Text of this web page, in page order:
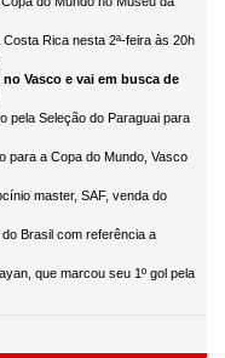
Rica nesta 2ª-feira às 20h
Vasco e vai em busca de
pela Seleção do Paraguai para
para a Copa do Mundo, Vasco
master, SAF, venda do
Brasil com referência a
que marcou seu 1º gol pela